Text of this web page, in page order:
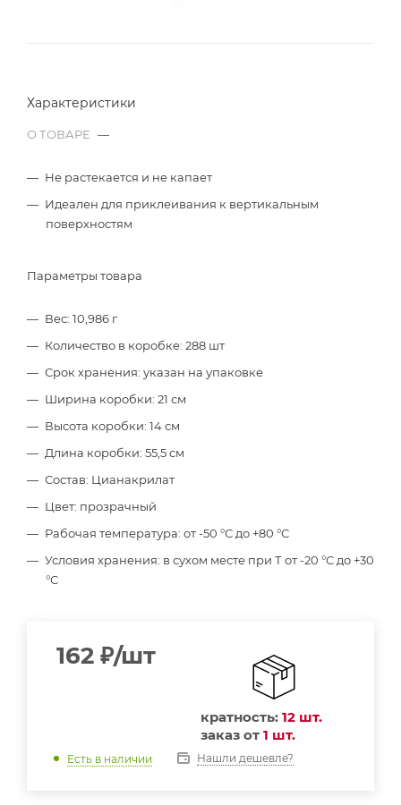
Характеристики
О ТОВАРЕ —
Не растекается и не капает
Идеален для приклеивания к вертикальным
поверхностям
Параметры товара
Вес: 10,986 г
Количество в коробке: 288 шт
Срок хранения: указан на упаковке
Ширина коробки: 21 см
Высота коробки: 14 см
Длина коробки: 55,5 см
Состав: Цианакрилат
Цвет: прозрачный
Рабочая температура: от -50 °С до +80 °С
Условия хранения: в сухом месте при Т от -20 °С до +30
°С
162 ₽/шт
кратность: 12 шт.
заказ от 1 шт.
Есть в наличии Нашли дешевле?